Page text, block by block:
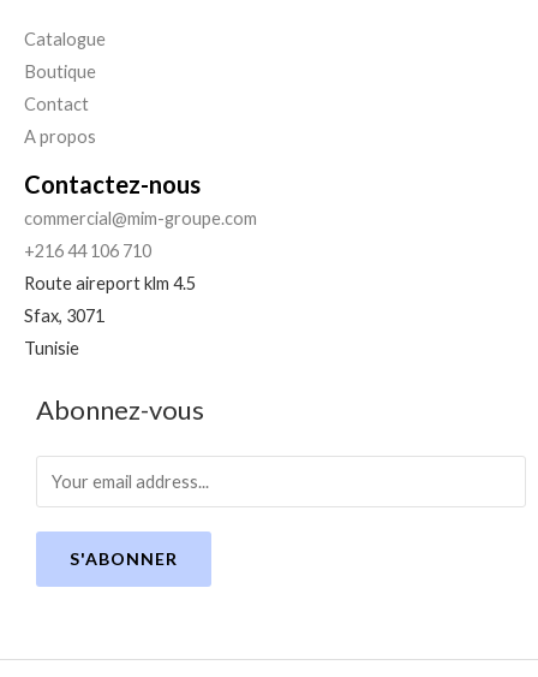
Catalogue
Boutique
Contact
A propos
Contactez-nous
commercial@mim-groupe.com
+216 44 106 710
Route aireport klm 4.5
Sfax, 3071
Tunisie
Abonnez-vous
S'ABONNER